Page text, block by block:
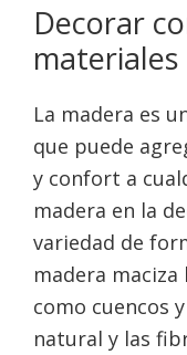
Decorar
La madera es
que puede
y confort a
madera en la
variedad de
madera
como cuencos
natural y las